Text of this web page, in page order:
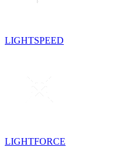
LIGHTSPEED
LIGHTFORCE